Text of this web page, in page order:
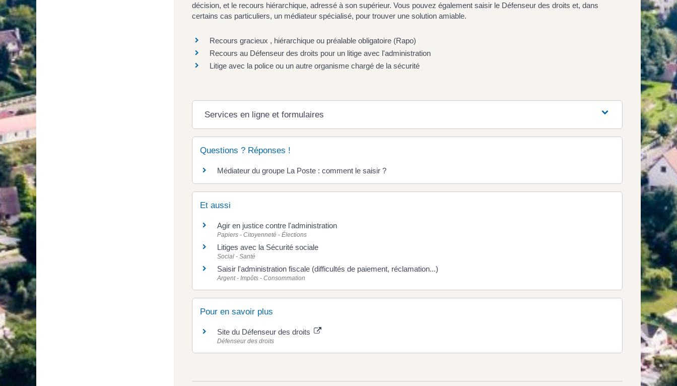
décision, et le recours hiérarchique, adressé à son supérieur. Vous pouvez également saisir le Défenseur des droits et, dans
certains cas particuliers, un médiateur spécialisé, pour trouver une solution amiable.
Recours gracieux , hiérarchique ou préalable obligatoire (Rapo)
Recours au Défenseur des droits pour un litige avec l'administration
Litige avec la police ou un autre organisme chargé de la sécurité
Services en ligne et formulaires
Questions ? Réponses !
Médiateur du groupe La Poste : comment le saisir ?
Et aussi
Agir en justice contre l'administration
Papiers - Citoyenneté - Élections
Litiges avec la Sécurité sociale
Social - Santé
Saisir l'administration fiscale (difficultés de paiement, réclamation...)
Argent - Impôts - Consommation
Pour en savoir plus
Site du Défenseur des droits
Défenseur des droits